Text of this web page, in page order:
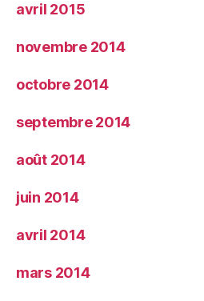
avril 2015
novembre 2014
octobre 2014
septembre 2014
août 2014
juin 2014
avril 2014
mars 2014